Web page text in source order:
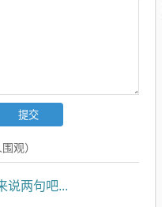
围观）
说两句吧...